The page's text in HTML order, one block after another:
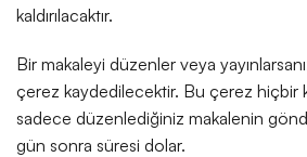
kaldırılacaktır.
Bir makaleyi düzenler veya
çerez kaydedilecektir. Bu çerez hiçbir
sadece düzenlediğiniz makalenin
gün sonra süresi dolar.